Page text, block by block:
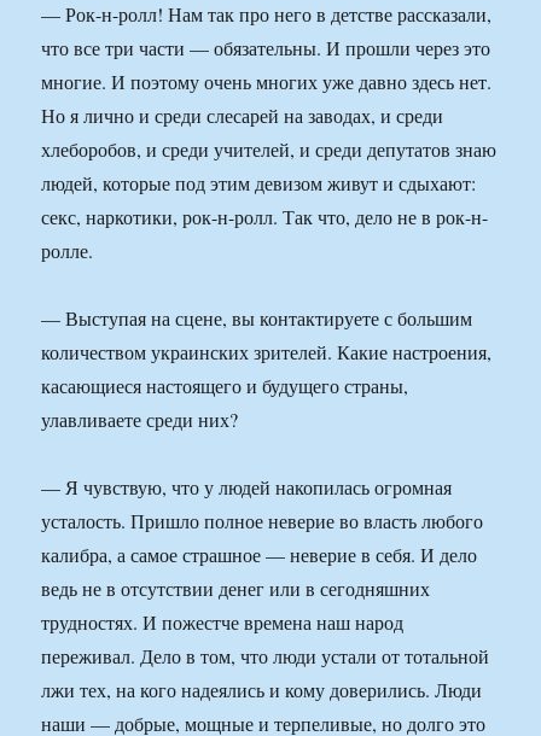
— Рок-н-ролл! Нам так про него в детстве рассказали,
что все три части — обязательны. И прошли через это
многие. И поэтому очень многих уже давно здесь нет.
Но я лично и среди слесарей на заводах, и среди
хлеборобов, и среди учителей, и среди депутатов знаю
людей, которые под этим девизом живут и сдыхают:
секс, наркотики, рок-н-ролл. Так что, дело не в рок-н-
ролле.
— Выступая на сцене, вы контактируете с большим
количеством украинских зрителей. Какие настроения,
касающиеся настоящего и будущего страны,
улавливаете среди них?
— Я чувствую, что у людей накопилась огромная
усталость. Пришло полное неверие во власть любого
калибра, а самое страшное — неверие в себя. И дело
ведь не в отсутствии денег или в сегодняшних
трудностях. И пожестче времена наш народ
переживал. Дело в том, что люди устали от тотальной
лжи тех, на кого надеялись и кому доверились. Люди
наши — добрые, мощные и терпеливые, но долго это